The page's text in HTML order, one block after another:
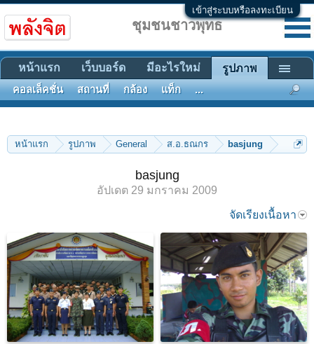
เข้าสู่ระบบหรือลงทะเบียน
หน้าแรก รูปภาพ General ส.อ.ธณกร basjung
basjung
อัปเดต 29 มกราคม 2009
จัดเรียงเนื้อหา
ชุมชนชาวพุทธ
หน้าแรก เว็บบอร์ด มีอะไรใหม่ รูปภาพ
คอลเล็คชั่น สถานที่ กล้อง แท็ก ...